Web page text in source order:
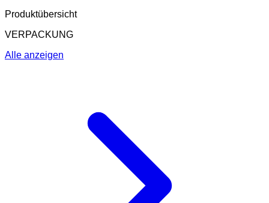
Produktübersicht
VERPACKUNG
Alle anzeigen